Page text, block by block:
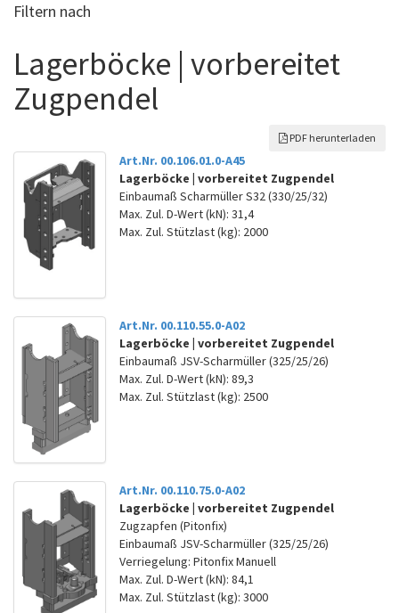
Filtern nach
Lagerböcke | vorbereitet
Zugpendel
PDF herunterladen
Art.Nr. 00.106.01.0-A45
Lagerböcke | vorbereitet Zugpendel
Einbaumaß Scharmüller S32 (330/25/32)
Max. Zul. D-Wert (kN): 31,4
Max. Zul. Stützlast (kg): 2000
Art.Nr. 00.110.55.0-A02
Lagerböcke | vorbereitet Zugpendel
Einbaumaß JSV-Scharmüller (325/25/26)
Max. Zul. D-Wert (kN): 89,3
Max. Zul. Stützlast (kg): 2500
Art.Nr. 00.110.75.0-A02
Lagerböcke | vorbereitet Zugpendel
Zugzapfen (Pitonfix)
Einbaumaß JSV-Scharmüller (325/25/26)
Verriegelung: Pitonfix Manuell
Max. Zul. D-Wert (kN): 84,1
Max. Zul. Stützlast (kg): 3000